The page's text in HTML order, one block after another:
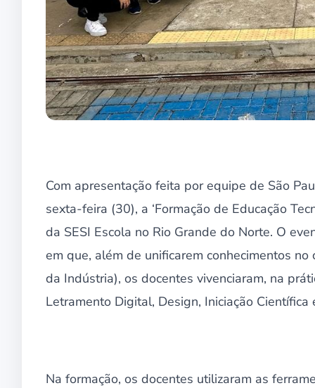
Com apresentação feita por equipe de São
sexta-feira (30), a ‘Formação de Educação
da SESI Escola no Rio Grande do Norte. O
em que, além de unificarem conhecimentos
da Indústria), os docentes vivenciaram, na
Letramento Digital, Design, Iniciação
Na formação, os docentes utilizaram as